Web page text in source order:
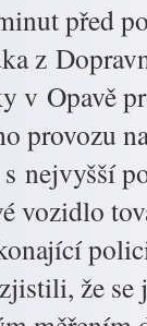
před
z
v Opavě
provozu
nejvyšší
vozidlo
že se